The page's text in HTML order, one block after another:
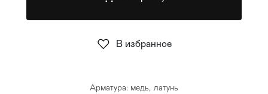
Стулья >
Арматура: медь, латунь
В избранное